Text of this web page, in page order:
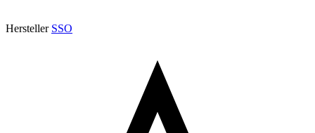
Hersteller SSO